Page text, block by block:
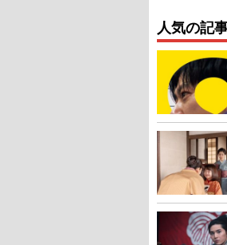
人気の記